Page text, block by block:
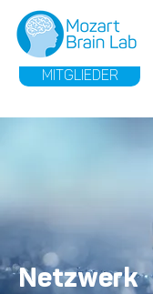
MITGLIEDER
Netzwerk